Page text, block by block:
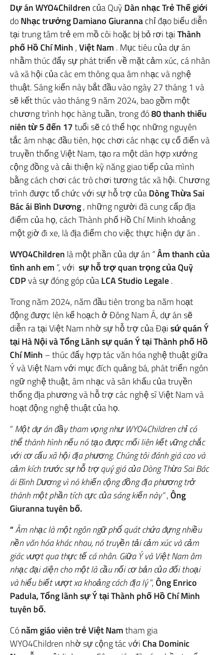
Dự án WYO4Children của Quỹ Dàn nhạc Trẻ Thế giới
doNhạc trưởng Damiano Giurannachỉ đạo biểu diễn
tại trung tâm trẻ em mồ côi hoặc bị bỏ rơi tạiThành
phố Hồ Chí Minh ,Việt Nam . Mục tiêu của dự án
nhằm thúc đẩy sự phát triển về mặt cảm xúc, cá nhân
và xã hội của các em thông qua âm nhạc và nghệ
thuật. Sáng kiến này bắt đầu vào ngày 27 tháng 1 và
sẽ kết thúc vào tháng 9 năm 2024, bao gồm một
chương trình học hàng tuần, trong đó80 thanh thiếu
niên từ 5 đến 17tuổi sẽ có thể học những nguyên
tắc âm nhạc đầu tiên, học chơi các nhạc cụ cổ điển và
truyền thống Việt Nam, tạo ra một dàn hợp xướng
cộng đồng và cải thiện kỹ năng giao tiếp của mình
bằng cách chơi các trò chơi tương tác xã hội. Chương
trình được tổ chức với sự hỗ trợ củaDòng Thừa Sai
Bác ái Bình Dương, những người đã cung cấp địa
điểm của họ, cách Thành phố Hồ Chí Minh khoảng
một giờ đi xe, là địa điểm cho việc thực hiện dự án .
WYO4Children là một phần của dự án “Âm thanh của
tình anh em ”, với sự hỗ trợ quan trọng của Quỹ
CDPvà sự đóng góp củaLCA Studio Legale.
Trong năm 2024, năm đầu tiên trong ba năm hoạt
động được lên kế hoạch ở Đông Nam Á, dự án sẽ
diễn ra tại Việt Nam nhờ sự hỗ trợ của Đạisứ quán Ý
tại Hà Nội và Tổng Lãnh sự quán Ý tại Thành phố Hồ
Chí Minh – thúc đẩy hợp tác văn hóa nghệ thuật giữa
Ý và Việt Nam với mục đích quảng bá, phát triển ngôn
ngữ nghệ thuật, âm nhạc và sân khấu của truyền
thống địa phương và hỗ trợ các nghệ sĩ Việt Nam và
hoạt động nghệ thuật của họ.
“Một dự án đầy tham vọng như WYO4Children chỉ có
thể thành hình nếu nó tạo được mối liên kết vững chắc
với cơ cấu xã hội địa phương. Chúng tôi đánh giá cao và
cảm kích trước sự hỗ trợ quý giá của Dòng Thừa Sai Bác
ái Bình Dương vì nó khiến cộng đồng địa phương trở
thành một phần tích cực của sáng kiến này”,Ông
Giuranna tuyên bố.
“Âm nhạc là một ngôn ngữ phổ quát chứa đựng nhiều
nền văn hóa khác nhau, nó truyền tảicảm xúc và cảm
giác vượt qua thực tế cá nhân. Giữa Ý và Việt Nam âm
nhạc đại diện cho mộtlà cầu nối cơ bản của đối thoại
và hiểu biết vượt xa khoảng cách địa lý”,Ông Enrico
Padula, Tổng lãnh sự Ý tại Thành phố Hồ Chí Minh
tuyên bố.
Cónăm giáo viên trẻ Việt Namtham gia
WYO4Children nhờ sự cộng tác với Cha Dominic